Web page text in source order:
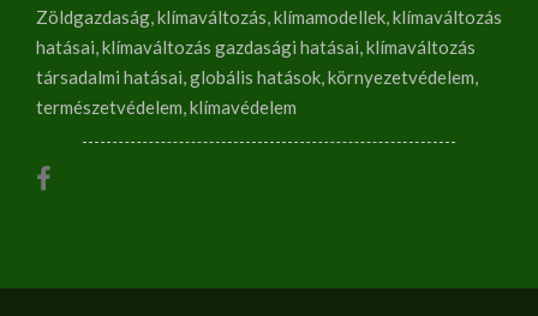
Zöldgazdaság, klímaváltozás, klímamodellek, klímaváltozás
hatásai, klímaváltozás gazdasági hatásai, klímaváltozás
társadalmi hatásai, globális hatások, környezetvédelem,
természetvédelem, klímavédelem